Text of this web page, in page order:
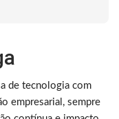
de tecnologia com
empresarial, sempre